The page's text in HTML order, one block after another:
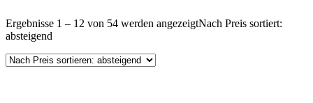
Ergebnisse 1 – 12 von 54 werden angezeigtNach Preis sortiert:
absteigend